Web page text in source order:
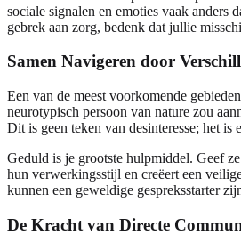
sociale signalen en emoties vaak anders
gebrek aan zorg, bedenk dat jullie
Samen Navigeren door
Een van de meest voorkomende
neurotypisch persoon van nature zou
Dit is geen teken van desinteresse; het is
Geduld is je grootste hulpmiddel. Geef
hun verwerkingsstijl en creëert een
kunnen een geweldige gespreksstarter
De Kracht van Directe